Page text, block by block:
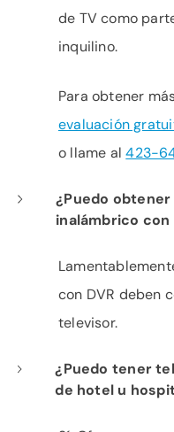
de TV como
inquilino.
Para obtener
evaluación
o llame al423-
¿Puedo
inalámbrico con
con DVR deben
televisor.
¿Puedo tener
de hotel u